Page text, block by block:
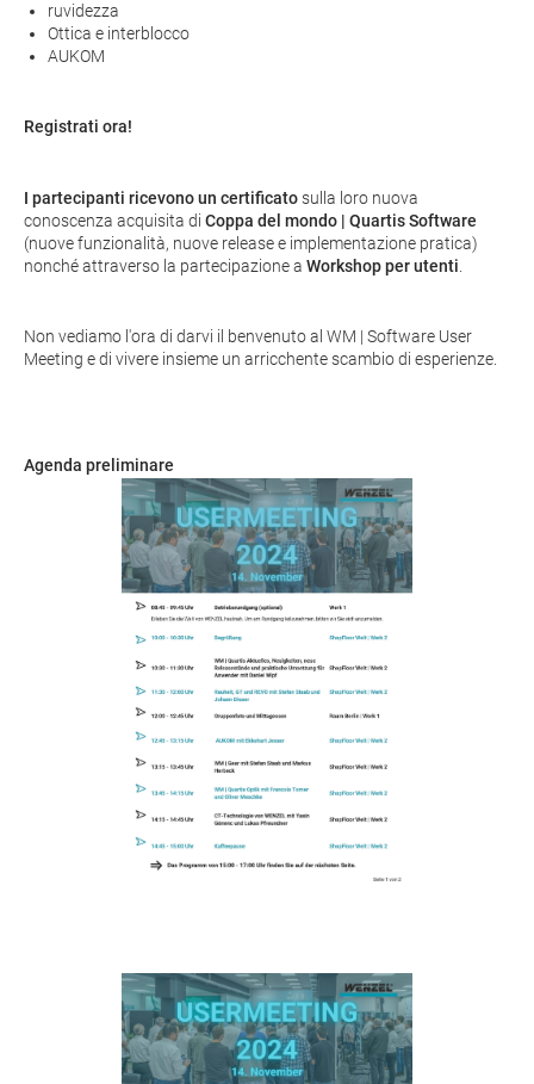
ruvidezza
Ottica e interblocco
AUKOM
Registrati ora!
I partecipanti ricevono un certificatosulla loro nuova
conoscenza acquisita di Coppa del mondo | Quartis Software
(nuove funzionalità, nuove release e implementazione pratica)
nonché attraverso la partecipazione a Workshop per utenti.
Non vediamo l'ora di darvi il benvenuto al WM | Software User
Meeting e di vivere insieme un arricchente scambio di esperienze.
Agenda preliminare